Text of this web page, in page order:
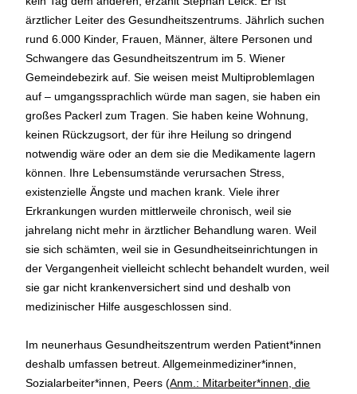
ärztlicher Leiter des Gesundheitszentrums. Jährlich suchen
rund 6.000 Kinder, Frauen, Männer, ältere Personen und
Schwangere das Gesundheitszentrum im 5. Wiener
Gemeindebezirk auf. Sie weisen meist Multiproblemlagen
auf – umgangssprachlich würde man sagen, sie haben ein
großes Packerl zum Tragen. Sie haben keine Wohnung,
keinen Rückzugsort, der für ihre Heilung so dringend
notwendig wäre oder an dem sie die Medikamente lagern
können. Ihre Lebensumstände verursachen Stress,
existenzielle Ängste und machen krank. Viele ihrer
Erkrankungen wurden mittlerweile chronisch, weil sie
jahrelang nicht mehr in ärztlicher Behandlung waren. Weil
sie sich schämten, weil sie in Gesundheitseinrichtungen in
der Vergangenheit vielleicht schlecht behandelt wurden, weil
sie gar nicht krankenversichert sind und deshalb von
medizinischer Hilfe ausgeschlossen sind.
Im neunerhaus Gesundheitszentrum werden Patient*innen
deshalb umfassen betreut. Allgemeinmediziner*innen,
Sozialarbeiter*innen, Peers (Anm.: Mitarbeiter*innen, die